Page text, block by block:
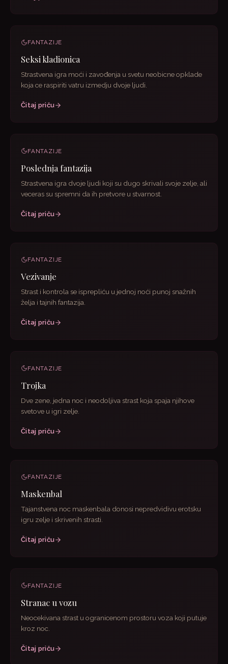
FANTAZIJE
Seksi kladionica
Strastvena igra moći i zavođenja u svetu neobicne opklade
koja ce raspiriti vatru izmedju dvoje ljudi.
Čitaj priču
FANTAZIJE
Poslednja fantazija
Strastvena igra dvoje ljudi koji su dugo skrivali svoje zelje, ali
veceras su spremni da ih pretvore u stvarnost.
Čitaj priču
FANTAZIJE
Vezivanje
Strast i kontrola se isprepliću u jednoj noći punoj snažnih
želja i tajnih fantazija.
Čitaj priču
FANTAZIJE
Trojka
Dve zene, jedna noc i neodoljiva strast koja spaja njihove
svetove u igri zelje.
Čitaj priču
FANTAZIJE
Maskenbal
Tajanstvena noc maskenbala donosi nepredvidivu erotsku
igru zelje i skrivenih strasti.
Čitaj priču
FANTAZIJE
Stranac u vozu
Neocekivana strast u ogranicenom prostoru voza koji putuje
kroz noc.
Čitaj priču